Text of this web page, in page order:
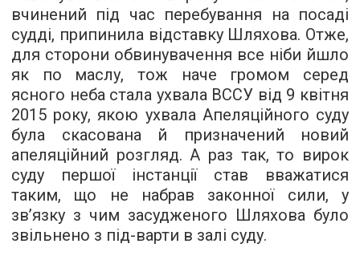
вчинений під час перебування на посаді
судді, припинила відставку Шляхова. Отже,
для сторони обвинувачення все ніби йшло
як по маслу, тож наче громом серед
ясного неба стала ухвала ВССУ від 9 квітня
2015 року, якою ухвала Апеляційного суду
була скасована й призначений новий
апеляційний розгляд. А раз так, то вирок
суду першої інстанції став вважатися
таким, що не набрав законної сили, у
зв’язку з чим засудженого Шляхова було
звільнено з під-варти в залі суду.